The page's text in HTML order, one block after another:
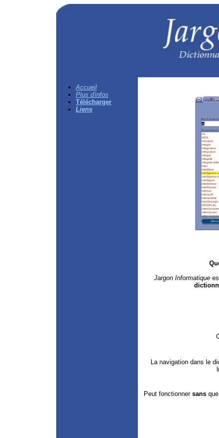
Accueil
Plus d'infos
Télécharger
Liens
Jargon Informatique
La navigation dans le
Peut fonctionner sansque